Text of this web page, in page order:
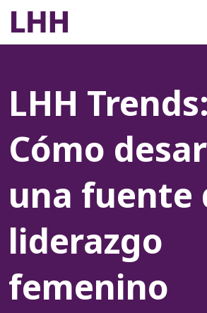
LHH Trends:
Cómo
una fuente
liderazgo
femenino